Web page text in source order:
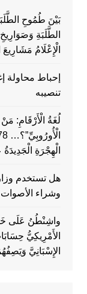
بَيْنَ طُمُوحِ
الطَّلَبَةِ
الْإِعْلَامُ
إحباط محاولة
تنصيبه
لُغَةُ الْأَرْقَامِ:
الْهِجْرَةِ
هل تستخدم
وشراء
واشِنْطُنُ عَلَى
الأَمْرِيكِيُّ
الإِسْبَانِيَّ